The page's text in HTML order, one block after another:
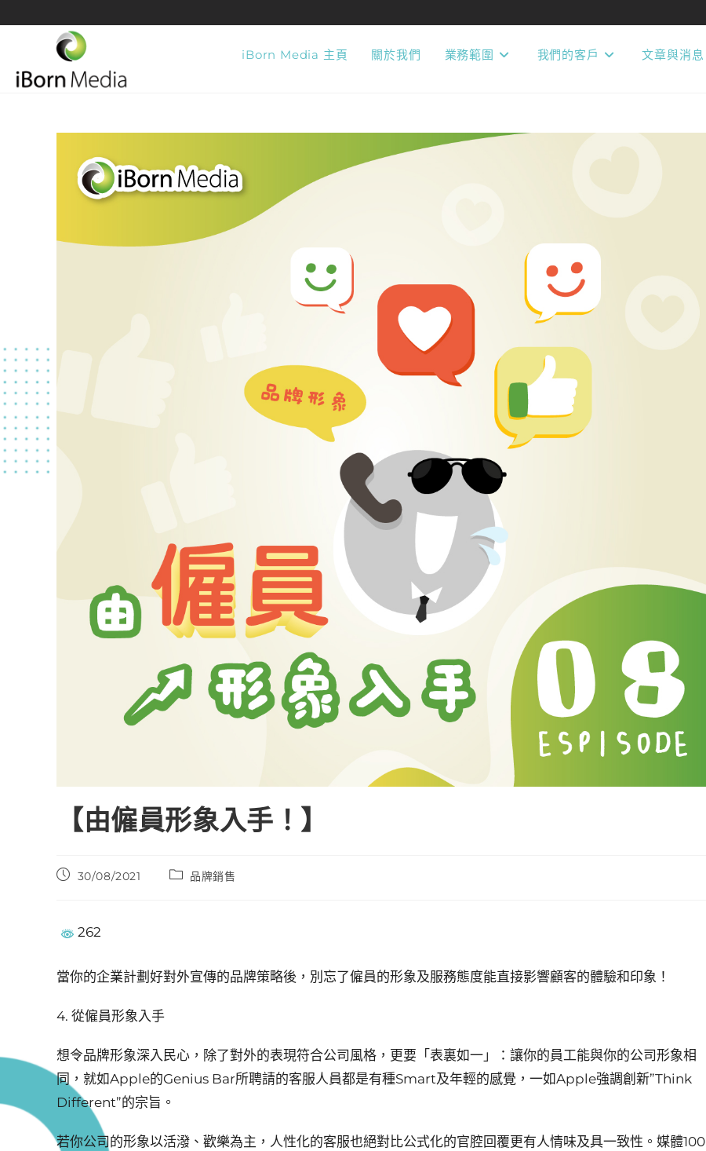
iBorn Media 主頁 關於我們 業務範圍 我們的客戶 文章與消息
【由僱員形象入手！】
30/08/2021 品牌銷售
262
當你的企業計劃好對外宣傳的品牌策略後，別忘了僱員的形象及服務態度能直接影響顧客的體驗和印象！
4. 從僱員形象入手
想令品牌形象深入民心，除了對外的表現符合公司風格，更要「表裏如一」：讓你的員工能與你的公司形象相
同，就如Apple的Genius Bar所聘請的客服人員都是有種Smart及年輕的感覺，一如Apple強調創新”Think
Different”的宗旨。
若你公司的形象以活潑、歡樂為主，人性化的客服也絕對比公式化的官腔回覆更有人情味及具一致性。媒體100